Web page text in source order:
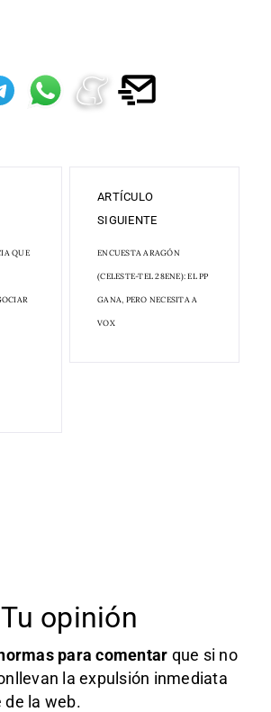
QUE
ARTÍCULO
SIGUIENTE
ENCUESTA ARAGÓN
(CELESTE-TEL 28ENE): EL PP
GANA, PERO NECESITA A
VOX
Tu opinión
para comentar que si no
la expulsión inmediata
de la web.